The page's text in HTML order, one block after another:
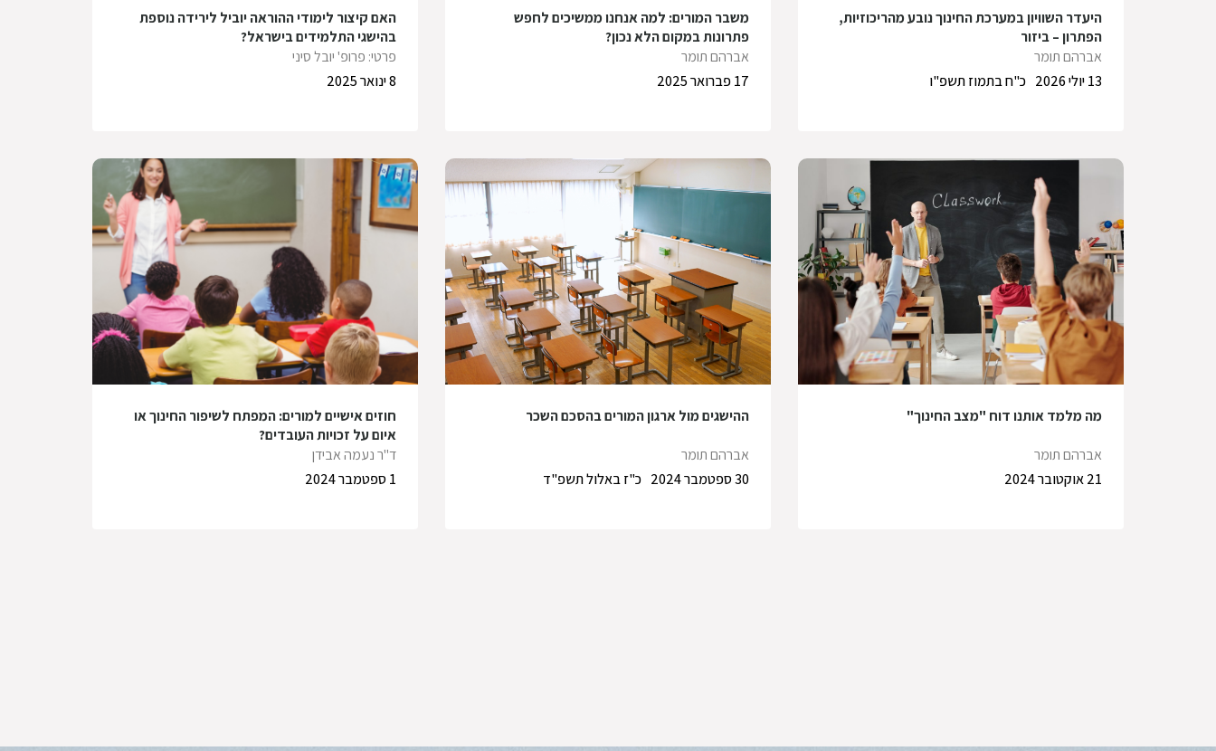
היעדר השוויון במערכת החינוך נובע מהריכוזיות,
הפתרון – ביזור
אברהם תומר
כ"ח בתמוז תשפ"ו
13 יולי 2026
משבר המורים: למה אנחנו ממשיכים לחפש
פתרונות במקום הלא נכון?
אברהם תומר
17 פברואר 2025
האם קיצור לימודי ההוראה יוביל לירידה נוספת
בהישגי התלמידים בישראל?
פרטי: פרופ' יובל סיני
8 ינואר 2025
מה מלמד אותנו דוח "מצב החינוך"
אברהם תומר
21 אוקטובר 2024
ההישגים מול ארגון המורים בהסכם השכר
אברהם תומר
כ"ז באלול תשפ"ד
30 ספטמבר 2024
חוזים אישיים למורים: המפתח לשיפור החינוך או
איום על זכויות העובדים?
ד"ר נעמה אבידן
1 ספטמבר 2024